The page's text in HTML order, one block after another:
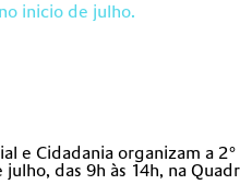
inicio de julho.
e Cidadania organizam a
das 9h às 14h, na